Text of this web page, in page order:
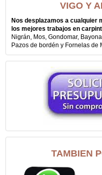
VIGO Y
Nos desplazamos a cualquier
los mejores trabajos en
Nigrán, Mos, Gondomar,
Pazos de bordén y Fornelas de
TAMBIEN